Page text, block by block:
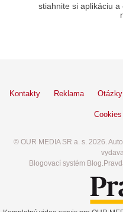
stiahnite si aplikáciu
Kontakty Reklama
Cookies
© OUR MEDIA SR a. s. 2026.
Blogovací systém